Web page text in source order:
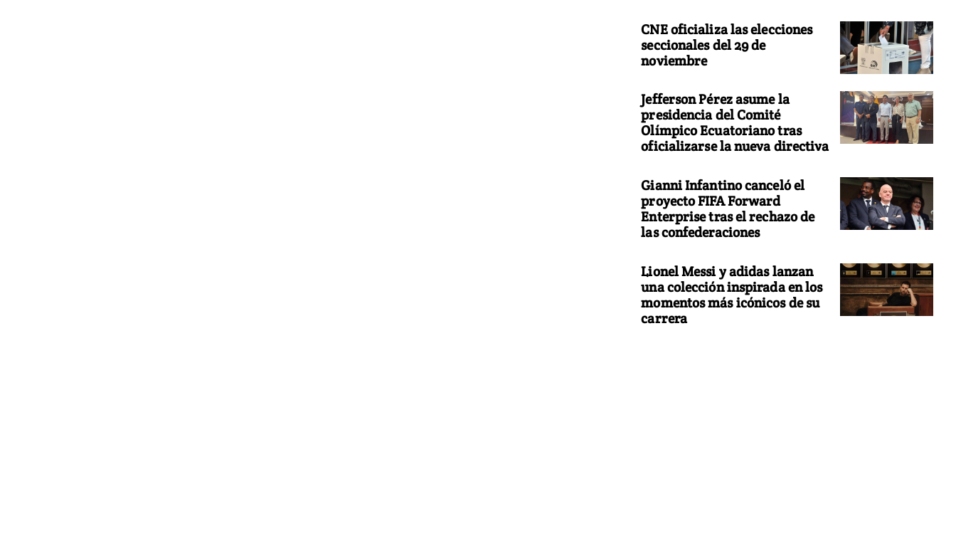
CNE oficializa las elecciones
seccionales del 29 de
noviembre
Jefferson Pérez asume la
presidencia del Comité
Olímpico Ecuatoriano tras
oficializarse la nueva directiva
Gianni Infantino canceló el
proyecto FIFA Forward
Enterprise tras el rechazo de
las confederaciones
Lionel Messi y adidas lanzan
una colección inspirada en los
momentos más icónicos de su
carrera